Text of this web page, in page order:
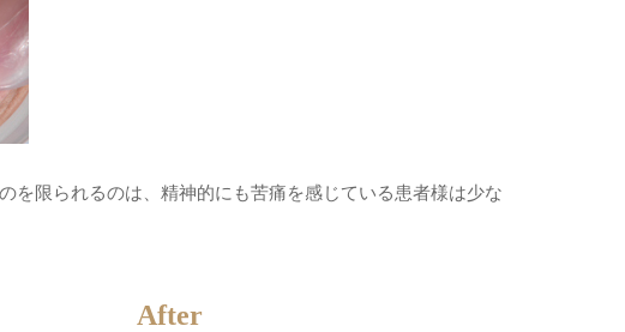
を限られるのは、精神的にも苦痛を感じている患者様は少な
After